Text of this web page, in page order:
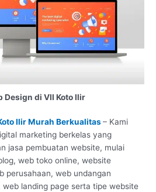
Design di VII Koto Ilir
Ilir Murah Berkualitas– Kami
marketing berkelas yang
jasa pembuatan website, mulai
web toko online, website
perusahaan, web undangan
landing page serta tipe website